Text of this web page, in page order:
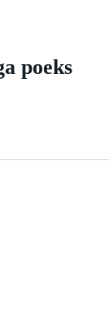
poeks